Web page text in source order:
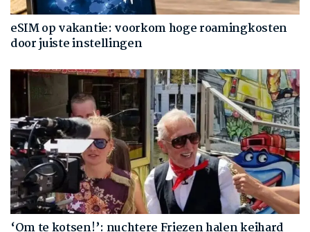
eSIM op vakantie: voorkom hoge roamingkosten
door juiste instellingen
‘Om te kotsen!’: nuchtere Friezen halen keihard